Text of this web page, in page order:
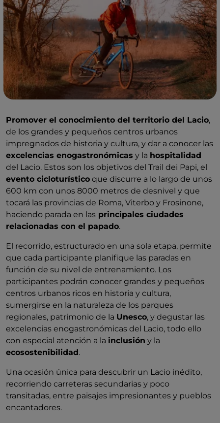
Promover el conocimiento del territorio del Lacio,
de los grandes y pequeños centros urbanos
impregnados de historia y cultura, y dar a conocer las
excelencias enogastronómicas y la hospitalidad
del Lacio. Estos son los objetivos del Trail dei Papi, el
evento cicloturístico que discurre a lo largo de unos
600 km con unos 8000 metros de desnivel y que
tocará las provincias de Roma, Viterbo y Frosinone,
haciendo parada en las principales ciudades
relacionadas con el papado.
El recorrido, estructurado en una sola etapa, permite
que cada participante planifique las paradas en
función de su nivel de entrenamiento. Los
participantes podrán conocer grandes y pequeños
centros urbanos ricos en historia y cultura,
sumergirse en la naturaleza de los parques
regionales, patrimonio de la Unesco, y degustar las
excelencias enogastronómicas del Lacio, todo ello
con especial atención a la inclusión y la
ecosostenibilidad.
Una ocasión única para descubrir un Lacio inédito,
recorriendo carreteras secundarias y poco
transitadas, entre paisajes impresionantes y pueblos
encantadores.